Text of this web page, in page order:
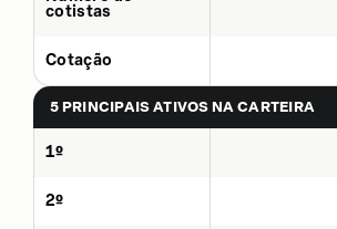
cotistas
Cotação
5 PRINCIPAIS ATIVOS NA CARTEIRA
1º
2º